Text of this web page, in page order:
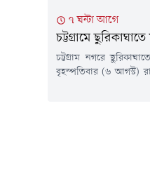
৭ ঘন্টা আগে
চট্টগ্রামে
চট্টগ্রাম নগরে
বৃহস্পতিবার (৬ আগস্ট)